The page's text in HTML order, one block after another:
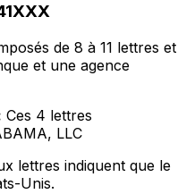
de 8 à 11 lettres et
et une agence
Ces 4 lettres
LLC
lettres indiquent que le
Unis.